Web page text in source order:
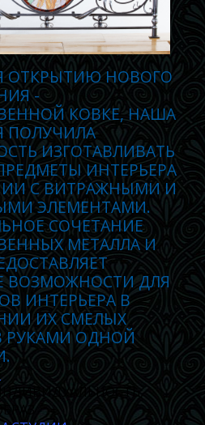
ОТКРЫТИЮ НОВОГО
-
КОВКЕ, НАША
ПОЛУЧИЛА
ИЗГОТАВЛИВАТЬ
ИНТЕРЬЕРА
С ВИТРАЖНЫМИ И
ЭЛЕМЕНТАМИ.
СОЧЕТАНИЕ
МЕТАЛЛА И
ВОЗМОЖНОСТИ ДЛЯ
ИНТЕРЬЕРА В
ИХ СМЕЛЫХ
РУКАМИ ОДНОЙ